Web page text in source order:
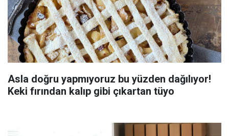
Asla doğru yapmıyoruz bu yüzden dağılıyor!
Keki fırından kalıp gibi çıkartan tüyo